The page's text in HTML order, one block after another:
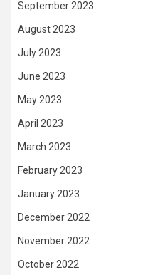
September 2023
August 2023
July 2023
June 2023
May 2023
April 2023
March 2023
February 2023
January 2023
December 2022
November 2022
October 2022